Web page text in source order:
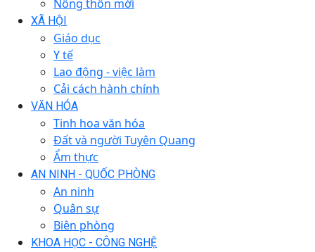
Nông thôn mới
XÃ HỘI
Giáo dục
Y tế
Lao động - việc làm
Cải cách hành chính
VĂN HÓA
Tinh hoa văn hóa
Đất và người Tuyên Quang
Ẩm thực
AN NINH - QUỐC PHÒNG
An ninh
Quân sự
Biên phòng
KHOA HỌC - CÔNG NGHỆ